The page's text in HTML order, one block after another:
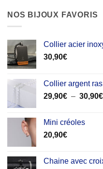
NOS BIJOUX FAVORIS
Collier acier
30,90€
Collier argent
29,90€ – 30,90€
Mini créoles
20,90€
Chaine avec